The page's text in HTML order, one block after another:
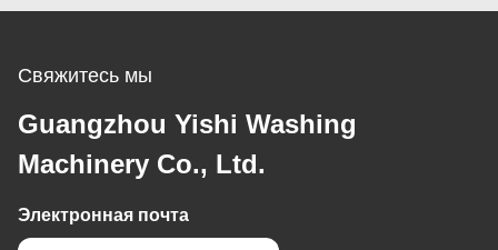
Плоскостроительная
Свяжитесь мы
Guangzhou Yishi Washing
Machinery Co., Ltd.
Электронная почта